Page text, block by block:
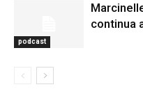
podcast
continua